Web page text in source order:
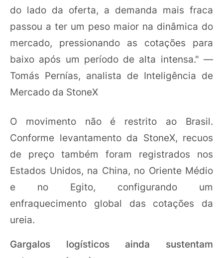
do lado da oferta, a demanda mais fraca
passou a ter um peso maior na dinâmica do
mercado, pressionando as cotações para
baixo após um período de alta intensa." —
Tomás Pernías, analista de Inteligência de
Mercado da StoneX
O movimento não é restrito ao Brasil.
Conforme levantamento da StoneX, recuos
de preço também foram registrados nos
Estados Unidos, na China, no Oriente Médio
e no Egito, configurando um
enfraquecimento global das cotações da
ureia.
Gargalos logísticos ainda sustentam